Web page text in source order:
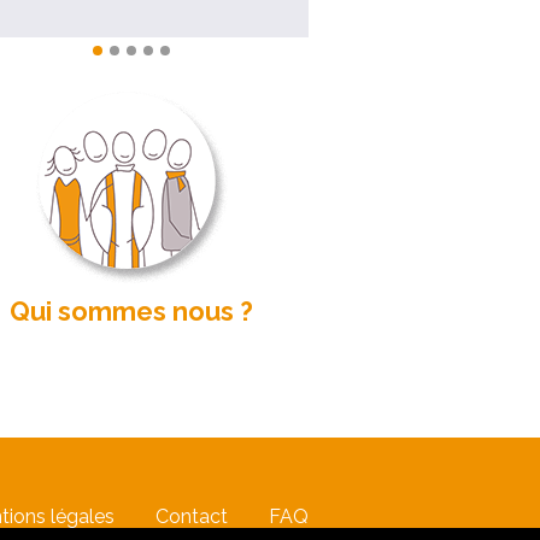
Qui sommes nous ?
légales Contact FAQ